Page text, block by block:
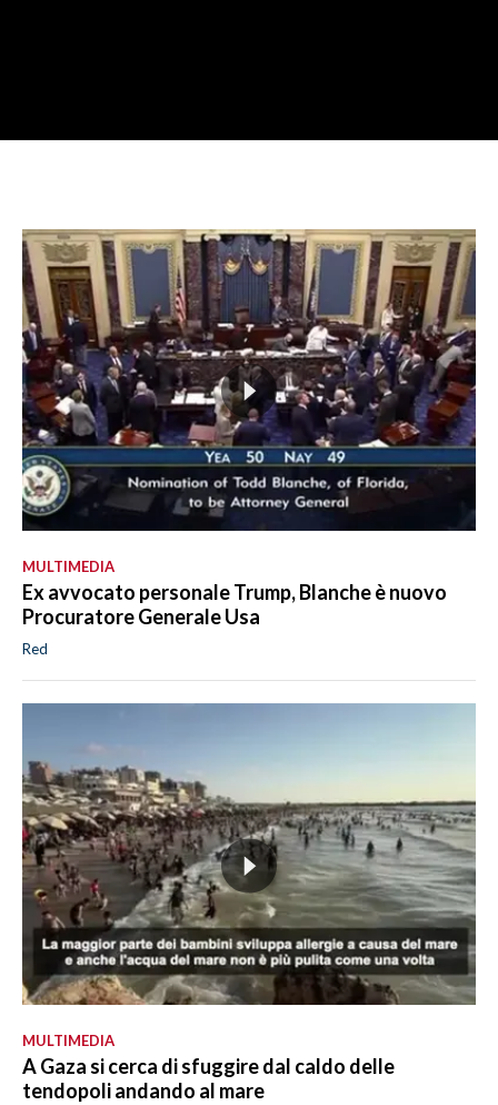
MULTIMEDIA
Ex avvocato personale Trump, Blanche è nuovo
Procuratore Generale Usa
Red
MULTIMEDIA
A Gaza si cerca di sfuggire dal caldo delle
tendopoli andando al mare